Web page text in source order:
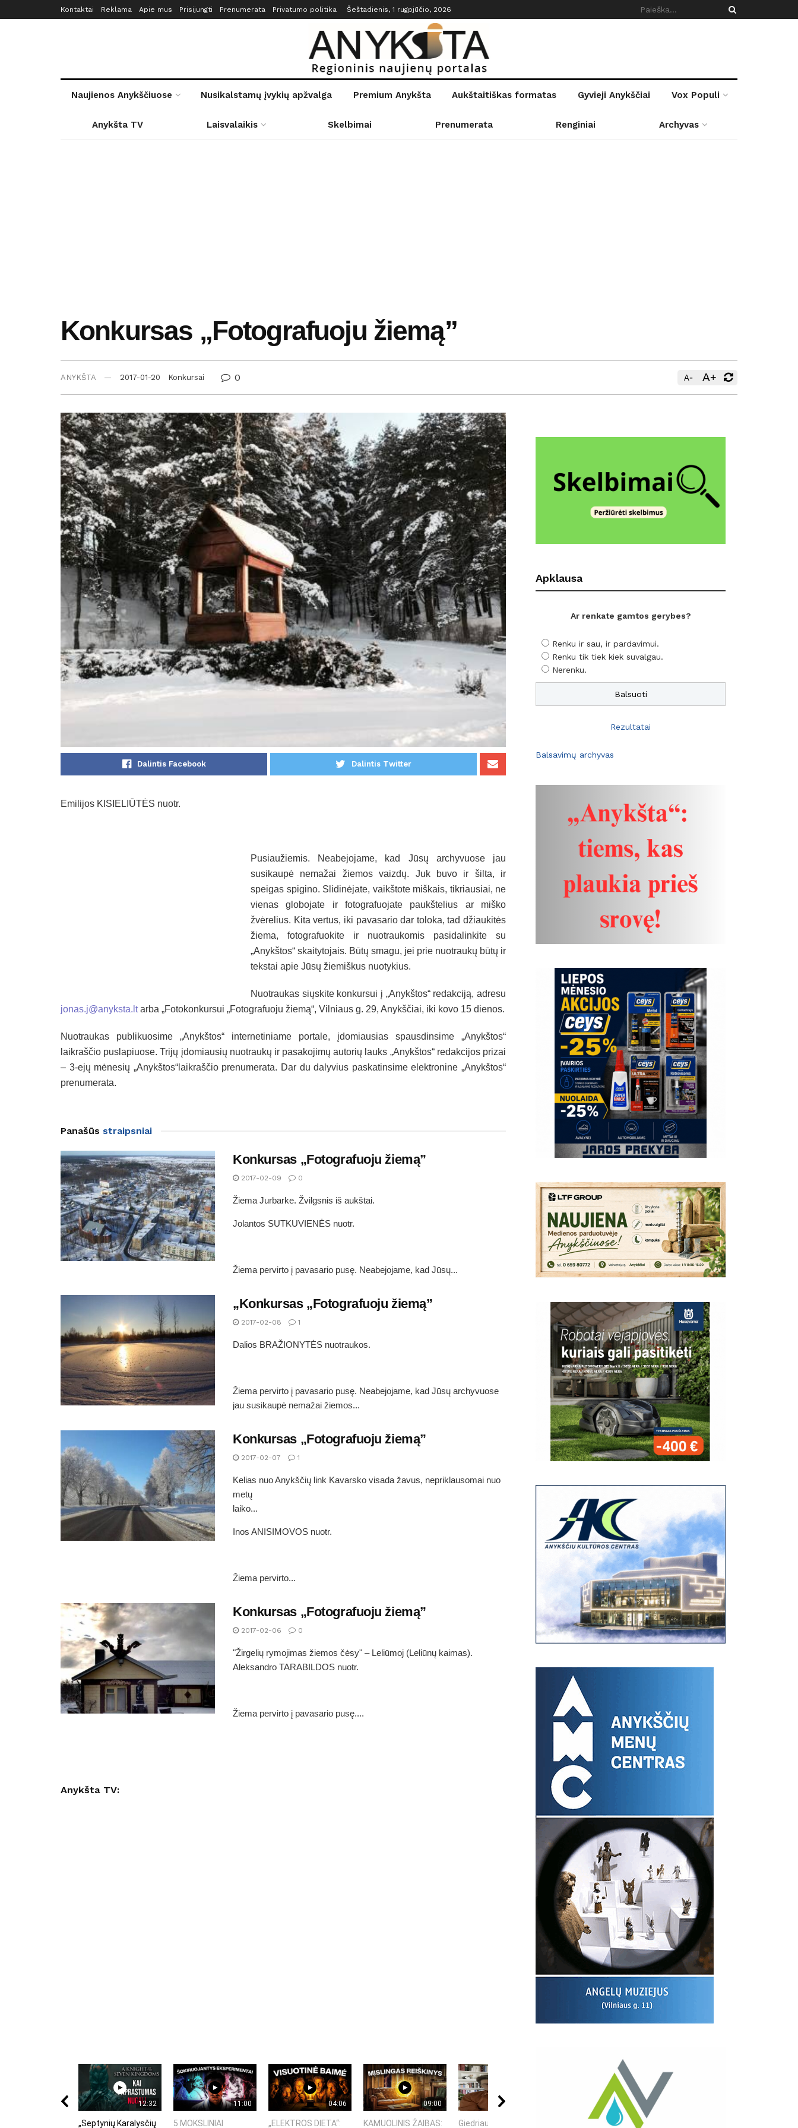
Kontaktai Reklama Apie mus Prisijungti Prenumerata Privatumo politika Šeštadienis, 1 rugpjūčio, 2026
Naujienos Anykščiuose Nusikalstamų įvykių apžvalga Premium Anykšta Aukštaitiškas formatas Gyvieji Anykščiai Vox Populi
Anykšta TV Laisvalaikis Skelbimai Prenumerata Renginiai Archyvas
Konkursas „Fotografuoju žiemą”
ANYKŠTA 2017-01-20 Konkursai 0 A- A+
Dalintis Facebook Dalintis Twitter
Emilijos KISIELIŪTĖS nuotr.
Pusiaužiemis. Neabejojame, kad Jūsų archyvuose jau
susikaupė nemažai žiemos vaizdų. Juk buvo ir šilta, ir
speigas spigino. Slidinėjate, vaikštote miškais, tikriausiai, ne
vienas globojate ir fotografuojate paukštelius ar miško
žvėrelius. Kita vertus, iki pavasario dar toloka, tad džiaukitės
žiema, fotografuokite ir nuotraukomis pasidalinkite su
„Anykštos“ skaitytojais. Būtų smagu, jei prie nuotraukų būtų ir
tekstai apie Jūsų žiemiškus nuotykius.
Nuotraukas siųskite konkursui į „Anykštos“ redakciją, adresu
jonas.j@anyksta.ltarba „Fotokonkursui „Fotografuoju žiemą“, Vilniaus g. 29, Anykščiai, iki kovo 15 dienos.
Nuotraukas publikuosime „Anykštos“ internetiniame portale, įdomiausias spausdinsime „Anykštos“
laikraščio puslapiuose. Trijų įdomiausių nuotraukų ir pasakojimų autorių lauks „Anykštos“ redakcijos prizai
– 3-ejų mėnesių „Anykštos“laikraščio prenumerata. Dar du dalyvius paskatinsime elektronine „Anykštos“
prenumerata.
Panašūs straipsniai
Konkursas „Fotografuoju žiemą”
2017-02-09 0
Žiema Jurbarke. Žvilgsnis iš aukštai.
Jolantos SUTKUVIENĖS nuotr.
Žiema pervirto į pavasario pusę. Neabejojame, kad Jūsų...
„Konkursas „Fotografuoju žiemą”
2017-02-08 1
Dalios BRAŽIONYTĖS nuotraukos.
Žiema pervirto į pavasario pusę. Neabejojame, kad Jūsų archyvuose
jau susikaupė nemažai žiemos...
Konkursas „Fotografuoju žiemą”
2017-02-07 1
Kelias nuo Anykščių link Kavarsko visada žavus, nepriklausomai nuo
metų
laiko...
Inos ANISIMOVOS nuotr.
Žiema pervirto...
Konkursas „Fotografuoju žiemą”
2017-02-06 0
"Žirgelių rymojimas žiemos čėsy" – Leliūmoj (Leliūnų kaimas).
Aleksandro TARABILDOS nuotr.
Žiema pervirto į pavasario pusę....
Anykšta TV:
12:32
„Septynių Karalysčių
11:00
5 MOKSLINIAI
04:06
„ELEKTROS DIETA“:
09:00
KAMUOLINIS ŽAIBAS: Giedriaus Šiukščiaus
03:19
Latavėnai: pasaulio
Apklausa
Ar renkate gamtos gerybes?
Renku ir sau, ir pardavimui.
Renku tik tiek kiek suvalgau.
Nerenku.
Rezultatai
Balsavimų archyvas